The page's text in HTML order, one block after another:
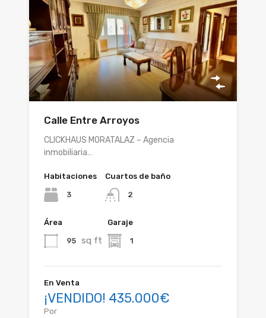
Calle Entre Arroyos
CLICKHAUS MORATALAZ – Agencia
inmobiliaria…
Habitaciones
3
Cuartos de baño
2
Área
95 sq ft
Garaje
1
En Venta
¡VENDIDO! 435.000€
Por